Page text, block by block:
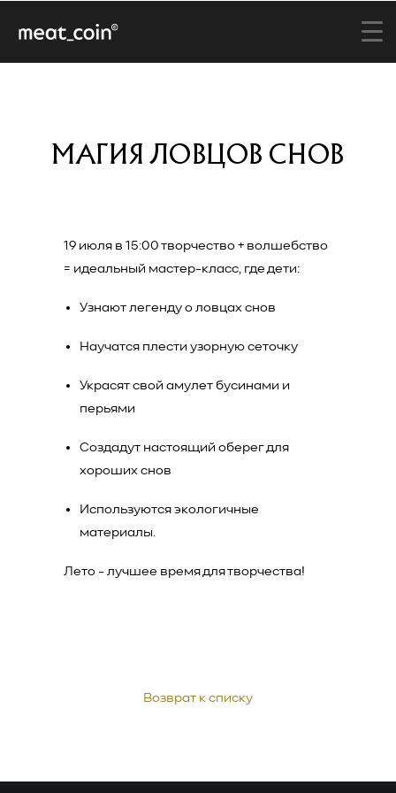
МАГИЯ ЛОВЦОВ СНОВ
19 июля в 15:00 творчество + волшебство
= идеальный мастер-класс, где дети:
Узнают легенду о ловцах снов
Научатся плести узорную сеточку
Украсят свой амулет бусинами и
перьями
Создадут настоящий оберег для
хороших снов
Используются экологичные
материалы.
Лето - лучшее время для творчества!
Возврат к списку